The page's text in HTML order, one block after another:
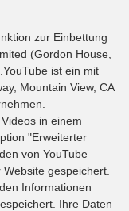
zur Einbettung
(Gordon House,
ist ein mit
Mountain View, CA
in einem
"Erweiterter
von YouTube
gespeichert.
Informationen
Ihre Daten